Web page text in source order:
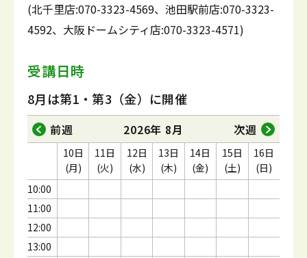
(北千里店:070-3323-4569、池田駅前店:070-3323-
4592、大阪ドームシティ店:070-3323-4571)
受講日時
8月は第1・第3（金）に開催
前週 2026年 8月 次週
10:00
11:00
12:00
13:00
10日
(月)
11日
(火)
12日
(水)
13日
(木)
14日
(金)
15日
(土)
16日
(日)